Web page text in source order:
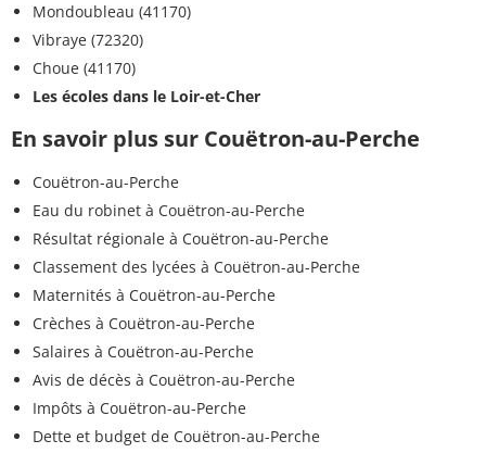
Mondoubleau (41170)
Vibraye (72320)
Choue (41170)
Les écoles dans le Loir-et-Cher
En savoir plus sur Couëtron-au-Perche
Couëtron-au-Perche
Eau du robinet à Couëtron-au-Perche
Résultat régionale à Couëtron-au-Perche
Classement des lycées à Couëtron-au-Perche
Maternités à Couëtron-au-Perche
Crèches à Couëtron-au-Perche
Salaires à Couëtron-au-Perche
Avis de décès à Couëtron-au-Perche
Impôts à Couëtron-au-Perche
Dette et budget de Couëtron-au-Perche